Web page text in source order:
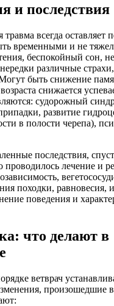
и последствия
всегда оставляет
временными и не
беспокойный сон,
различные
быть снижение
снижается
судорожный
развитие
в полости черепа),
последствия,
проводилось лечение и
походки, равновесия,
поведения и
что делают в
ветврач
произошедшие